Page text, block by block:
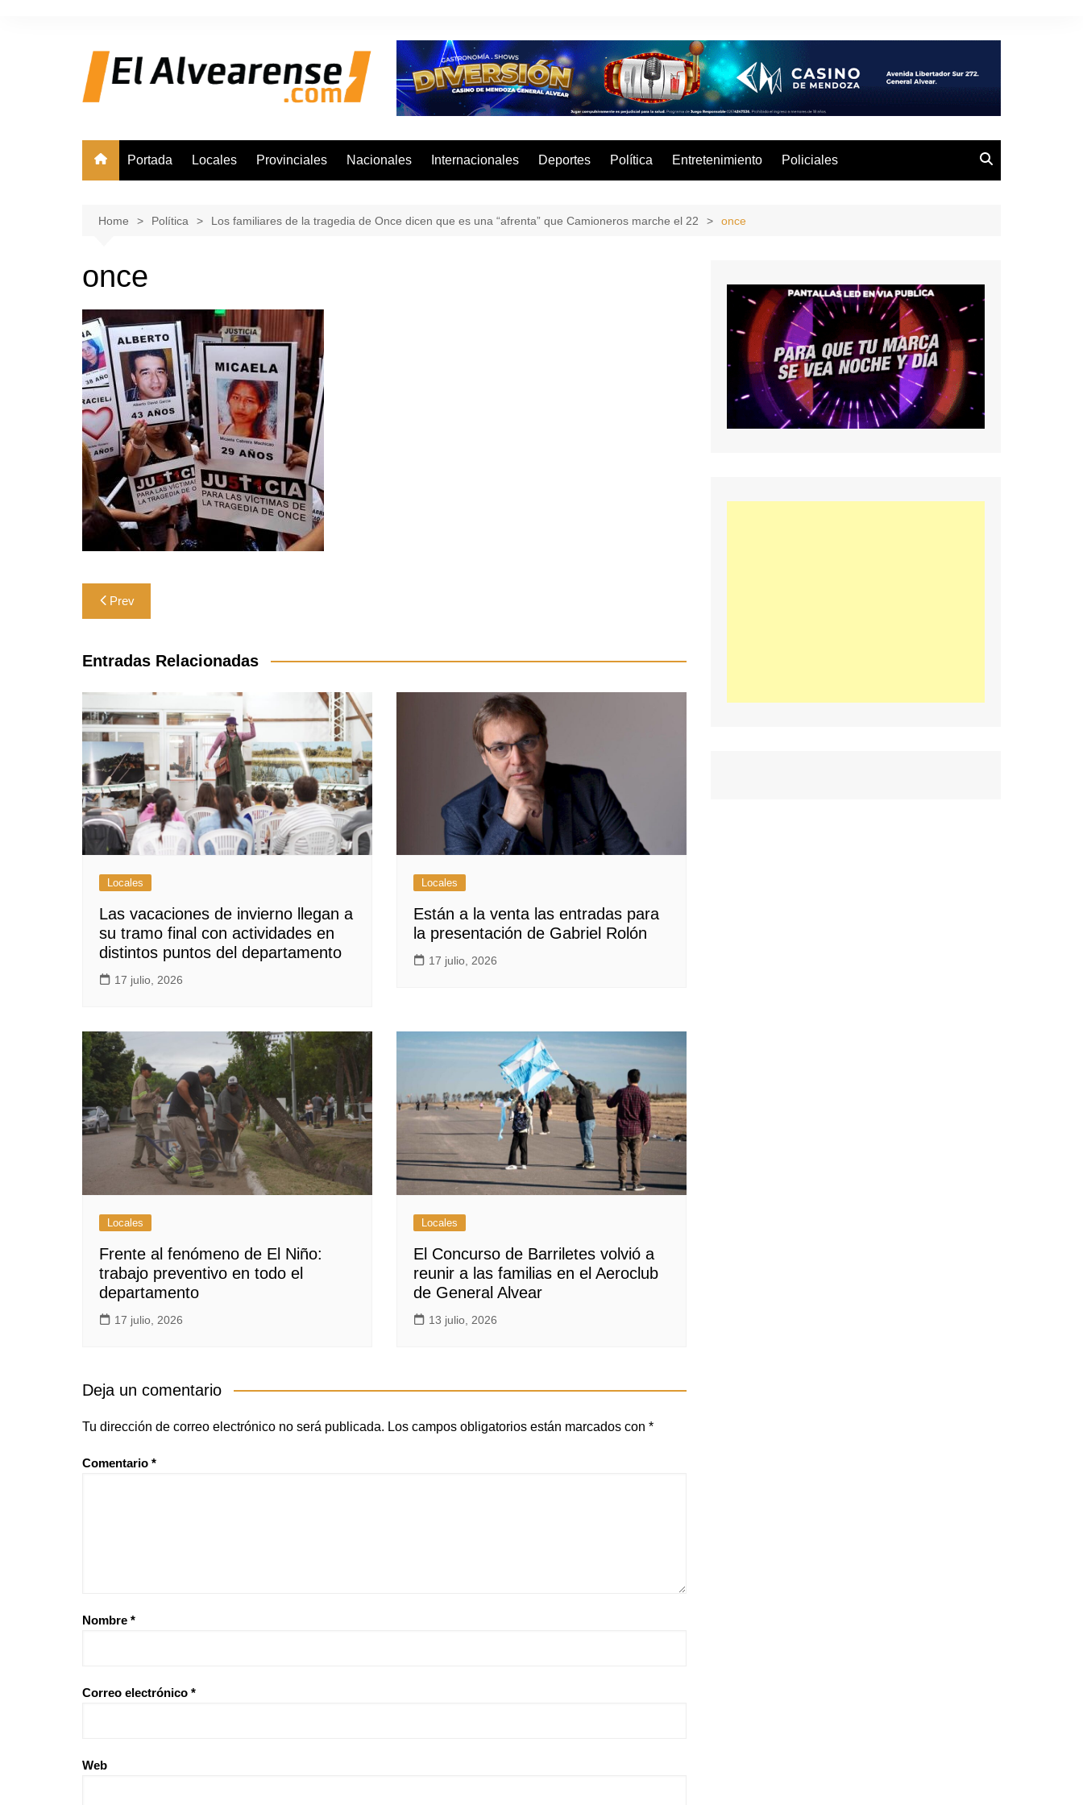
Portada Locales Provinciales Nacionales Internacionales Deportes Política Entretenimiento Policiales
Home Política Los familiares de la tragedia de Once dicen que es una “afrenta” que Camioneros marche el 22 once
once
Navegación
de
entradas
Prev
Entradas Relacionadas
Locales
Las vacaciones de invierno llegan a
su tramo final con actividades en
distintos puntos del departamento
17 julio, 2026
Locales
Están a la venta las entradas para
la presentación de Gabriel Rolón
17 julio, 2026
Locales
Frente al fenómeno de El Niño:
trabajo preventivo en todo el
departamento
17 julio, 2026
Locales
El Concurso de Barriletes volvió a
reunir a las familias en el Aeroclub
de General Alvear
13 julio, 2026
Deja un comentario
Tu dirección de correo electrónico no será publicada. Los campos obligatorios están marcados con *
Comentario *
Nombre *
Correo electrónico *
Web